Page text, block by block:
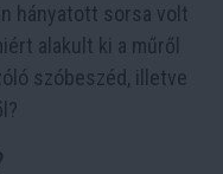
hányatott sorsa volt
alakult ki a műről
szóbeszéd, illetve